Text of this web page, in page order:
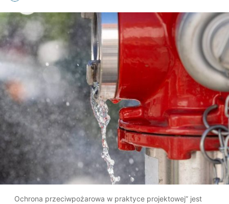
Ochrona przeciwpożarowa w praktyce projektowej” jest